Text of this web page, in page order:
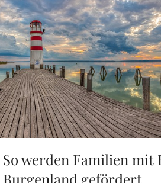
So werden Familien mit
Burgenland gefördert